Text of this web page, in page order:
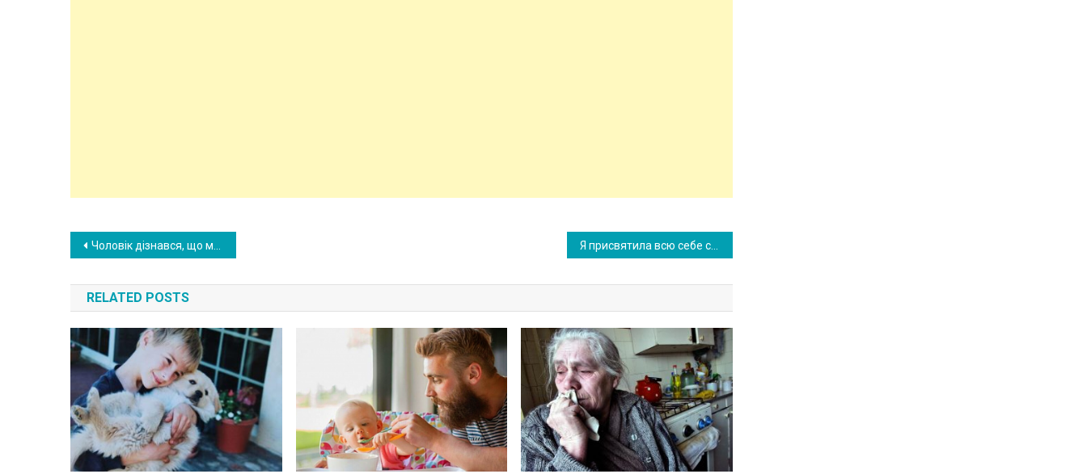
Post
navigation
Чоловік дізнався, що майбутня дитина з відхи леннями, і зажадав, щоб дружина позбу лася дитини. Але жінка вирішила наро джувати, тоді чоловік сказав їй, що дитина не ви жила. А роки по тому з’ясувалося щось жа хливе
RELATED POSTS